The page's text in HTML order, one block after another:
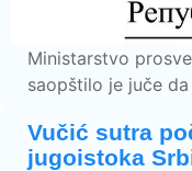
Ministarstvo
saopštilo je juče
Vučić sutra
jugoistoka